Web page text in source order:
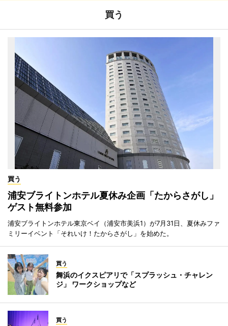
買う
買う
浦安ブライトンホテル夏休み企画「たからさがし」
ゲスト無料参加
浦安ブライトンホテル東京ベイ（浦安市美浜1）が7月31日、夏休みファ
ミリーイベント「それいけ！たからさがし」を始めた。
買う
舞浜のイクスピアリで「スプラッシュ・チャレン
ジ」 ワークショップなど
買う